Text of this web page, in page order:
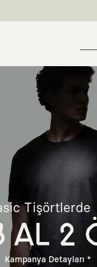
Tişörtlerde
AL 2
Kampanya Detayları *